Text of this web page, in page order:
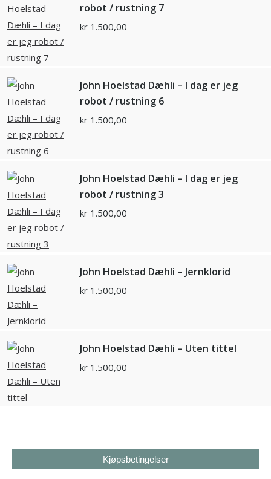
robot / rustning 7
kr 1.500,00
John Hoelstad Dæhli – I dag er jeg
robot / rustning 6
kr 1.500,00
John Hoelstad Dæhli – I dag er jeg
robot / rustning 3
kr 1.500,00
John Hoelstad Dæhli – Jernklorid
kr 1.500,00
John Hoelstad Dæhli – Uten tittel
kr 1.500,00
Kjøpsbetingelser